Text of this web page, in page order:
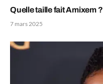
Quelle taille fait Amixem ?
7 mars 2025